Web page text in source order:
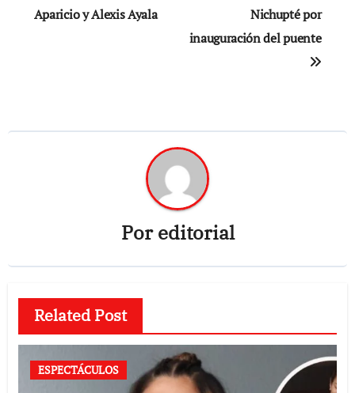
Aparicio y Alexis Ayala
Nichupté por
inauguración del puente
Poreditorial
Related Post
ESPECTÁCULOS